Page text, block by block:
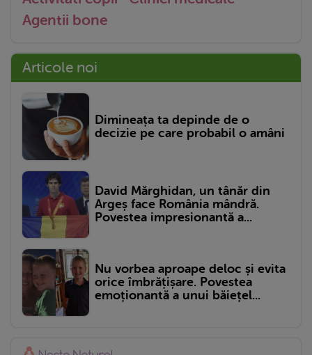
Agentii bone
Articole noi
Dimineața ta depinde de o
decizie pe care probabil o amâni
David Mărghidan, un tânăr din
Argeș face România mândră.
Povestea impresionantă a...
Nu vorbea aproape deloc și evita
orice îmbrățișare. Povestea
emoționantă a unui băiețel...